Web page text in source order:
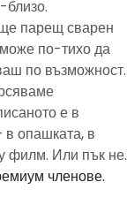
парещ сварен
по-тихо да
по възможност.
е в
опашката, в
филм. Или пък не.
членове.